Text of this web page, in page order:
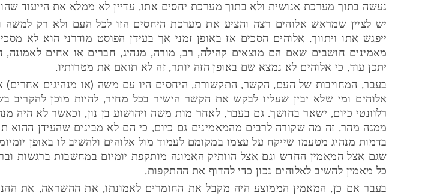
נעשה בתוך מערכת אנושית ולא בתוך מערכת יחסים אתו, עדיין לא ממלא את הייעוד
יש לציין שמראש אלוהים רצה והציע את מערכת היחסים הזו לכל העם ולא רק
ייפגש אתו ויתווך. אלוהים הסכים אז באופן זמני אך בעידן הפוסט מודרני הוא לא
מאמינים חושבים שאם הם מוצאים קהילה, רב, מורה, מנהיג, חברים או אחים לאמונה,
יתכן עוד, כי אלוהים לא נמצא שם באופן הזה יותר, זה לא תואם את מטרותיו.
בעבר, המחויבות של העם, הקשר, התקשורת, היחסים היו עם משה (או מנהיגים אחרים)
אלוהים ומי שלא יבין שעליו לבקש את הקשר הישיר בכל מחיר, להיות מוכן להקריב
רלוונטי כיום, ישאר בחושך. גם בעבר, לאחר מות משה ויהושוע בן נון, וכאשר לא היה
ממנה מהר. זה מה שקורה לרבים מהמאמינים גם כיום, כי הם לא מבינים שהעידן ההוא
בדמות מנהיג מטעמו שייקח על עצמו במקומם לעמוד מול אלוהים ולהשיב לו באופן
שגם אצל המאמין החדש וגם אצל הוותיק האמונה מותקפת יומיום במחשבות ברגשות
כל מאמין להשיב לאלוהים נכון כדי להדוף את ההתקפות.
בעבר אם כן, המאמין הממוצע היה מקבל את החומרים לאמונתו, את ההשראה, את